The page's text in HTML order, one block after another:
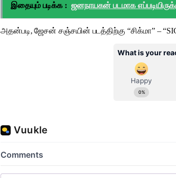
இதையும் படிக்க : ஜனநாயகன் படமாக
அதன்படி, ஜேசன் சஞ்சயின் படத்திற்கு “சிக்மா” –